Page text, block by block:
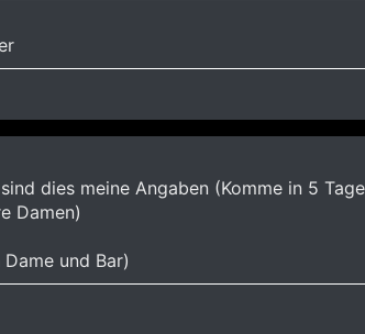
man sieht dann auch ob sie wirklich interesse
Freelancer und wer selbst ein wenig
LT 3000 gute Dates...
dies meine Angaben (Komme in 5
Damen)
und Bar)